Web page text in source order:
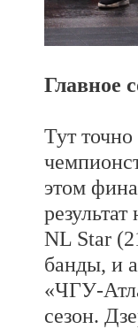
Главное
Тут
этом
NL Star
банды, и
«ЧГУ-
сезон.